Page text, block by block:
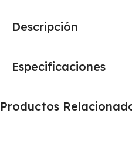
Descripción
Especificaciones
Productos